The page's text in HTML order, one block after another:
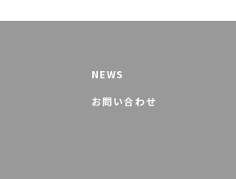
NEWS
お問い合わせ